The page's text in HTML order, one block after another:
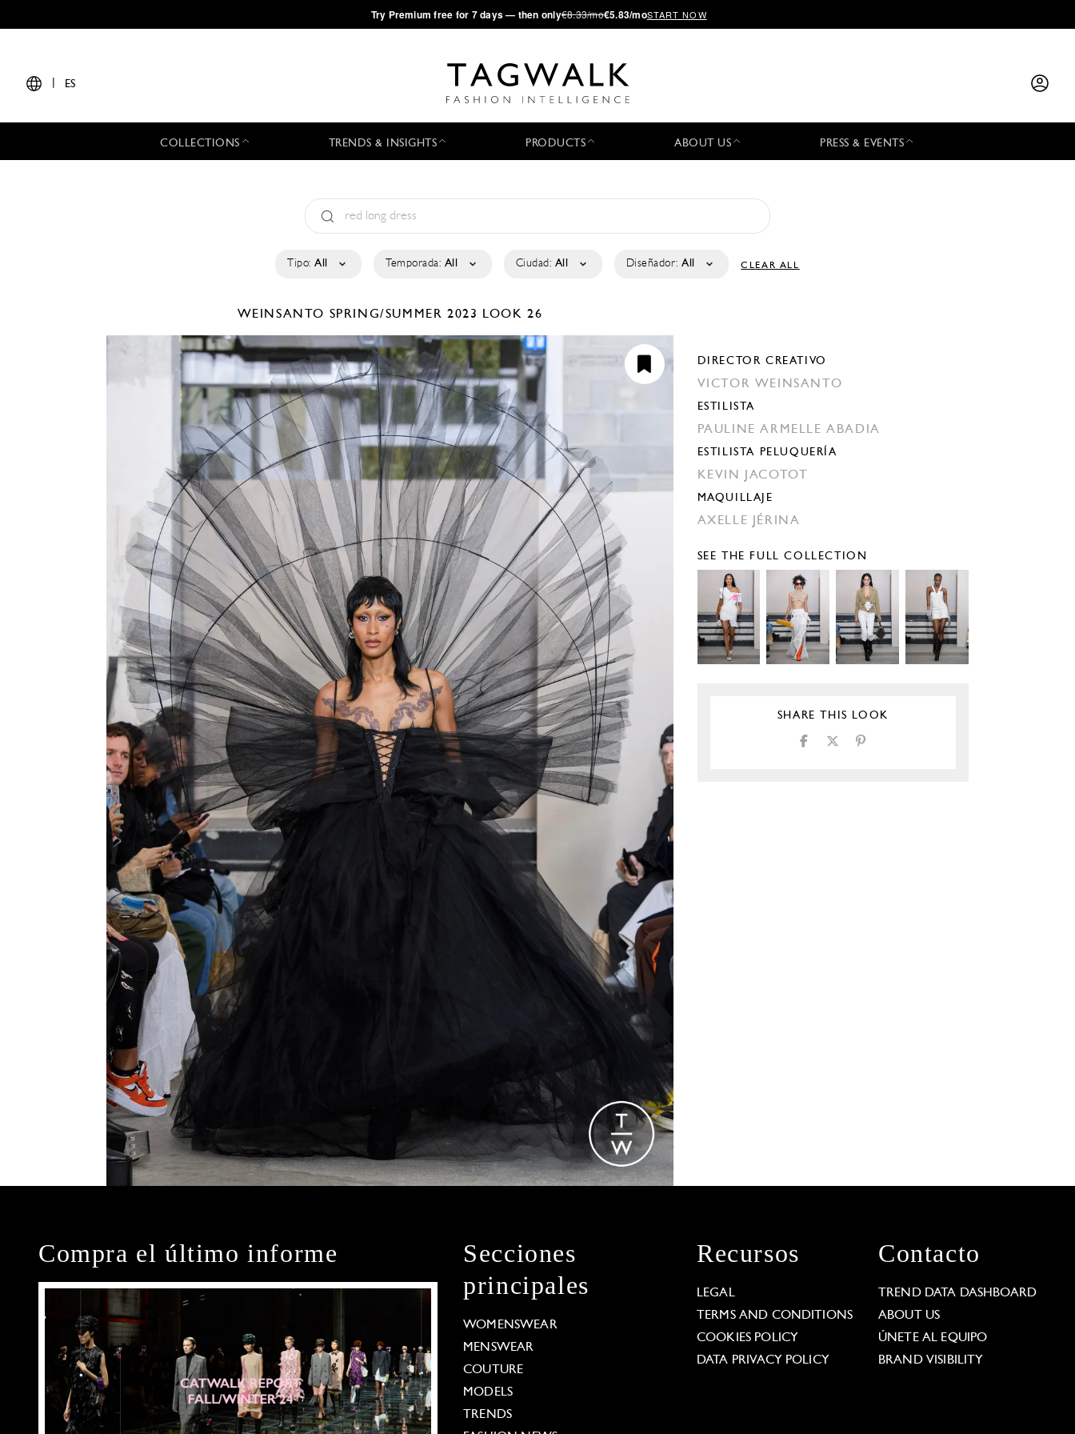
·Try Premium free for 7 days — then only€8.33/mo€5.83/moSTART NOW
ES
COLLECTIONS TRENDS & INSIGHTS PRODUCTS ABOUT US PRESS & EVENTS
Tipo: All Temporada: All Ciudad: All Diseñador: All CLEAR ALL
WEINSANTO SPRING/SUMMER 2023 LOOK 26
DIRECTOR CREATIVO
VICTOR WEINSANTO
ESTILISTA
PAULINE ARMELLE ABADIA
ESTILISTA PELUQUERÍA
KEVIN JACOTOT
MAQUILLAJE
AXELLE JÉRINA
SEE THE FULL COLLECTION
SHARE THIS LOOK
Compra el último informe
Secciones
principales
WOMENSWEAR
MENSWEAR
COUTURE
MODELS
TRENDS
Recursos
LEGAL
TERMS AND CONDITIONS
COOKIES POLICY
DATA PRIVACY POLICY
Contacto
TREND DATA DASHBOARD
ABOUT US
ÚNETE AL EQUIPO
BRAND VISIBILITY